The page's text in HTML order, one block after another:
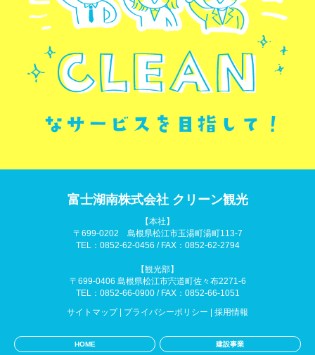
富士湖南株式会社 クリーン観光
【本社】
〒699-0202 島根県松江市玉湯町湯町113-7
TEL：0852-62-0456 / FAX：0852-62-2794
【観光部】
〒699-0406 島根県松江市宍道町佐々布2271-6
TEL：0852-66-0900 / FAX：0852-66-1051
サイトマップ プライバシーポリシー 採用情報
HOME 建設事業